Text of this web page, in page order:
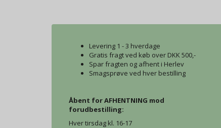
Levering 1 - 3 hverdage
Gratis fragt ved køb over DKK 500,-
Spar fragten og afhent i Herlev
Smagsprøve ved hver bestilling
Åbent for AFHENTNING mod
forudbestilling:
Hver tirsdag kl. 16-17